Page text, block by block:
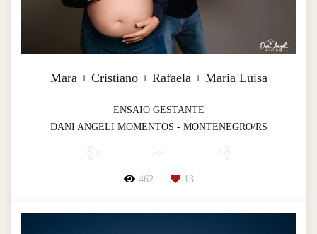
Mara + Cristiano + Rafaela + Maria Luisa
ENSAIO GESTANTE
DANI ANGELI MOMENTOS - MONTENEGRO/RS
462 13